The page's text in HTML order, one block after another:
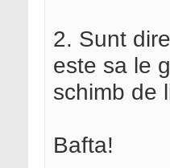
2. Sunt
este sa le
schimb de
Bafta!